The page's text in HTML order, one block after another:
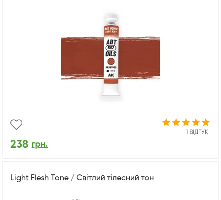
1 ВІДГУК
238 грн.
Light Flesh Tone / Світлий тілесний тон